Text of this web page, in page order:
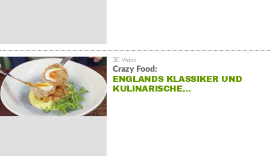
Crazy Food:
ENGLANDS KLASSIKER UND
KULINARISCHE…